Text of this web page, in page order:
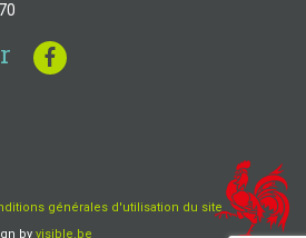
générales d'utilisation du site
by visible.be